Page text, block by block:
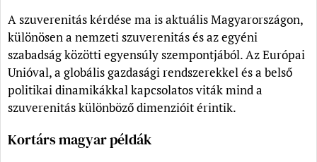
A szuverenitás kérdése ma is aktuális Magyarországon,
különösen a nemzeti szuverenitás és az egyéni
szabadság közötti egyensúly szempontjából. Az Európai
Unióval, a globális gazdasági rendszerekkel és a belső
politikai dinamikákkal kapcsolatos viták mind a
szuverenitás különböző dimenzióit érintik.
Kortárs magyar példák